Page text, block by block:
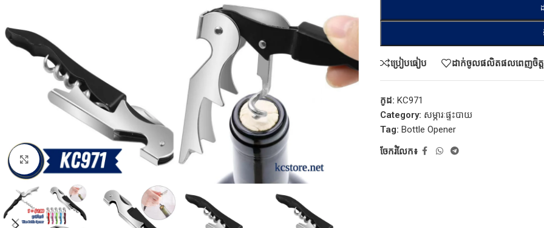
Click to enlarge
ប្រៀបធៀប ដាក់ចូលផលិតផលពេញចិត្ត
កូដ: KC971
Category: សម្ភារៈផ្ទះបាយ
Tag: Bottle Opener
ចែករំលែក៖